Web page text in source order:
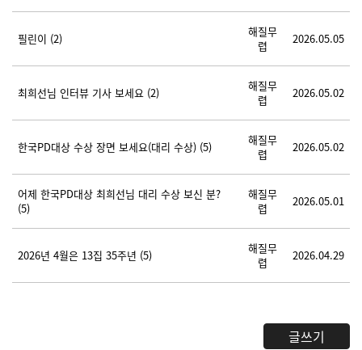
필린이 (2)
해질무
렵
2026.05.05
최희선님 인터뷰 기사 보세요 (2)
해질무
렵
2026.05.02
한국PD대상 수상 장면 보세요(대리 수상) (5)
해질무
렵
2026.05.02
어제 한국PD대상 최희선님 대리 수상 보신 분?
(5)
해질무
렵
2026.05.01
2026년 4월은 13집 35주년 (5)
해질무
렵
2026.04.29
글쓰기